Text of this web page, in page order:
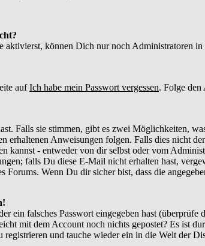
aktivierst, können Dich nur noch Administratoren in
aufIch habe mein Passwort vergessen. Folge
Falls sie stimmen, gibt es zwei Möglichkeiten,
erhaltenen Anweisungen folgen. Falls dies nicht
kannst - entweder von dir selbst oder vom
falls Du diese E-Mail nicht erhalten hast,
Wenn Du dir sicher bist, dass die
ein falsches Passwort eingegeben hast
mit dem Account noch nichts gepostet? Es ist
und tauche wieder ein in die Welt der